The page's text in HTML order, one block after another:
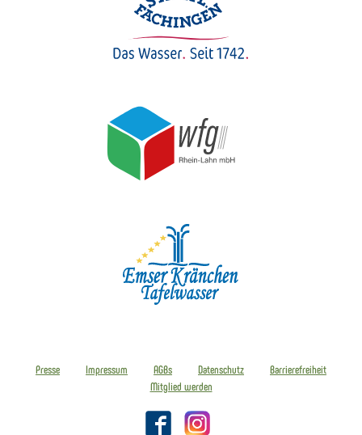
Presse Impressum AGBs Datenschutz
Barrierefreiheit
Mitglied werden
FacebookInstagram